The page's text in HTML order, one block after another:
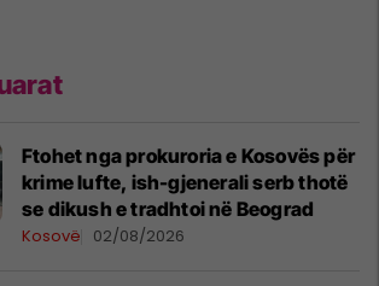
Ftohet nga prokuroria e Kosovës për
krime lufte, ish-gjenerali serb thotë
se dikush e tradhtoi në Beograd
Kosovë 02/08/2026